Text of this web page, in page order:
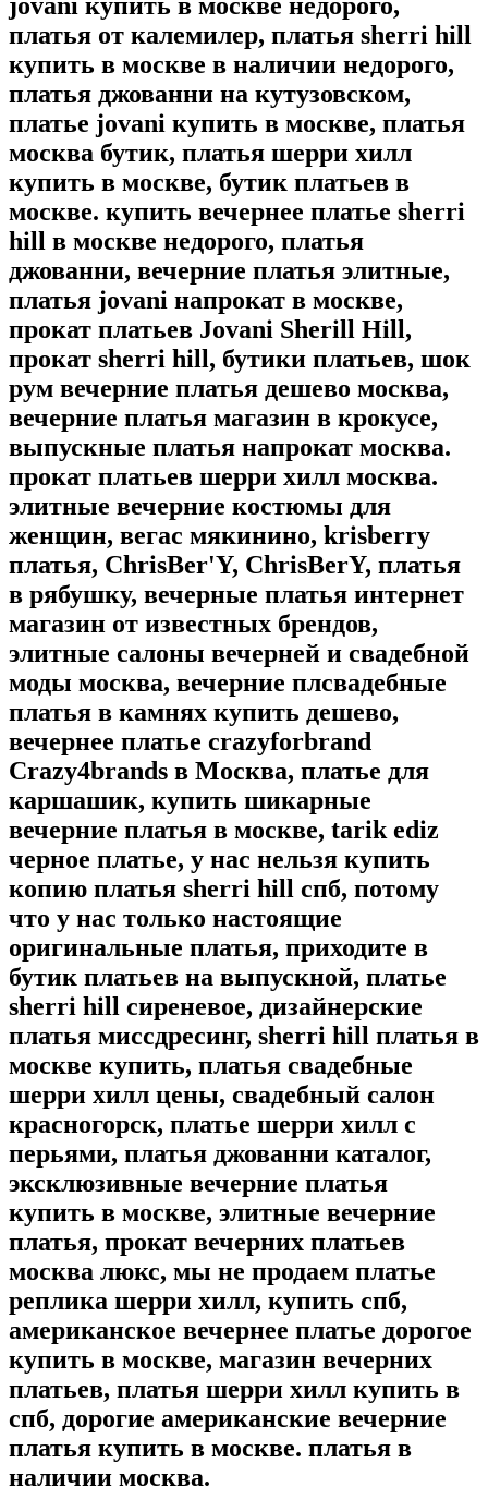
jovani купить в москве недорого,
платья от калемилер, платья sherri hill
купить в москве в наличии недорого,
платья джованни на кутузовском,
платье jovani купить в москве, платья
москва бутик, платья шерри хилл
купить в москве, бутик платьев в
москве. купить вечернее платье sherri
hill в москве недорого, платья
джованни, вечерние платья элитные,
платья jovani напрокат в москве,
прокат платьев Jovani Sherill Hill,
прокат sherri hill, бутики платьев, шок
рум вечерние платья дешево москва,
вечерние платья магазин в крокусе,
выпускные платья напрокат москва.
прокат платьев шерри хилл москва.
элитные вечерние костюмы для
женщин, вегас мякинино, krisberry
платья, ChrisBer'Y, ChrisBerY, платья
в рябушку, вечерные платья интернет
магазин от известных брендов,
элитные салоны вечерней и свадебной
моды москва, вечерние плсвадебные
платья в камнях купить дешево,
вечернее платье crazyforbrand
Crazy4brands в Москва, платье для
каршашик, купить шикарные
вечерние платья в москве, tarik ediz
черное платье, у нас нельзя купить
копию платья sherri hill спб, потому
что у нас только настоящие
оригинальные платья, приходите в
бутик платьев на выпускной, платье
sherri hill сиреневое, дизайнерские
платья миссдресинг, sherri hill платья в
москве купить, платья свадебные
шерри хилл цены, свадебный салон
красногорск, платье шерри хилл с
перьями, платья джованни каталог,
эксклюзивные вечерние платья
купить в москве, элитные вечерние
платья, прокат вечерних платьев
москва люкс, мы не продаем платье
реплика шерри хилл, купить спб,
американское вечернее платье дорогое
купить в москве, магазин вечерних
платьев, платья шерри хилл купить в
спб, дорогие американские вечерние
платья купить в москве. платья в
наличии москва.